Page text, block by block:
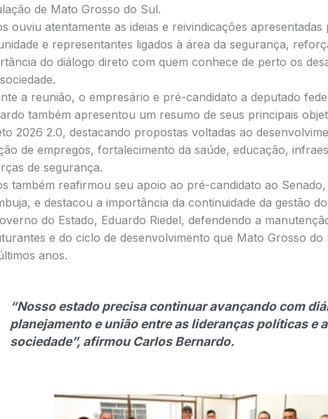
de Mato Grosso do Sul.
ouviu atentamente as ideias e reivindicações
e representantes ligados à área da segurança,
do diálogo direto com quem conhece de perto os
a reunião, o empresário e pré-candidato a deputado
também apresentou um resumo de seus principais
2026 2.0, destacando propostas voltadas ao
de empregos, fortalecimento da saúde, educação,
de segurança.
também reafirmou seu apoio ao pré-candidato ao Senado,
e destacou a importância da continuidade da gestão
do Estado, Eduardo Riedel, defendendo a
e do ciclo de desenvolvimento que Mato Grosso do
anos.
“Nosso estado precisa continuar avançando com
planejamento e união entre as lideranças políticas e a
sociedade”, afirmou Carlos Bernardo.